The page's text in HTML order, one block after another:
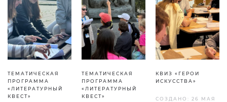
ТЕМАТИЧЕСКАЯ
ПРОГРАММА
«ЛИТЕРАТУРНЫЙ
КВЕСТ»
ТЕМАТИЧЕСКАЯ
ПРОГРАММА
«ЛИТЕРАТУРНЫЙ
КВЕСТ»
КВИЗ «ГЕРОИ
ИСКУССТВА»
СОЗДАНО: 26 МАЯ